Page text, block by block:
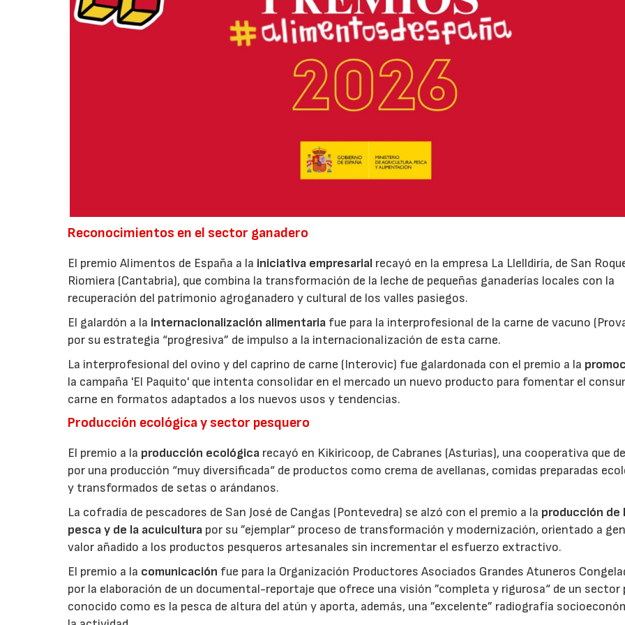
Reconocimientos en el sector ganadero
El premio Alimentos de España a la iniciativa empresarial recayó en la empresa La Llelldiría, de San
Riomiera (Cantabria), que combina la transformación de la leche de pequeñas ganaderías locales con la
recuperación del patrimonio agroganadero y cultural de los valles pasiegos.
El galardón a la internacionalización alimentaria fue para la interprofesional de la carne de vacuno
por su estrategia “progresiva” de impulso a la internacionalización de esta carne.
La interprofesional del ovino y del caprino de carne (Interovic) fue galardonada con el premio a la
la campaña 'El Paquito' que intenta consolidar en el mercado un nuevo producto para fomentar el
carne en formatos adaptados a los nuevos usos y tendencias.
Producción ecológica y sector pesquero
El premio a la producción ecológica recayó en Kikiricoop, de Cabranes (Asturias), una cooperativa que
por una producción “muy diversificada“ de productos como crema de avellanas, comidas preparadas
y transformados de setas o arándanos.
La cofradía de pescadores de San José de Cangas (Pontevedra) se alzó con el premio a la producción de
pesca y de la acuicultura por su ”ejemplar“ proceso de transformación y modernización, orientado a
valor añadido a los productos pesqueros artesanales sin incrementar el esfuerzo extractivo.
El premio a la comunicación fue para la Organización Productores Asociados Grandes Atuneros
por la elaboración de un documental-reportaje que ofrece una visión ”completa y rigurosa“ de un sector
conocido como es la pesca de altura del atún y aporta, además, una ”excelente” radiografía